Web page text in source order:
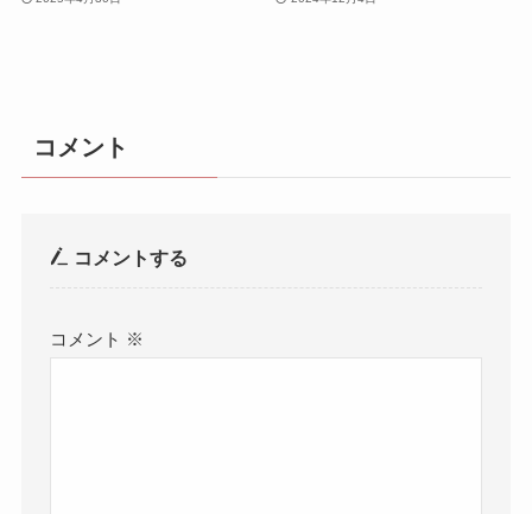
コメント
コメントする
コメント ※